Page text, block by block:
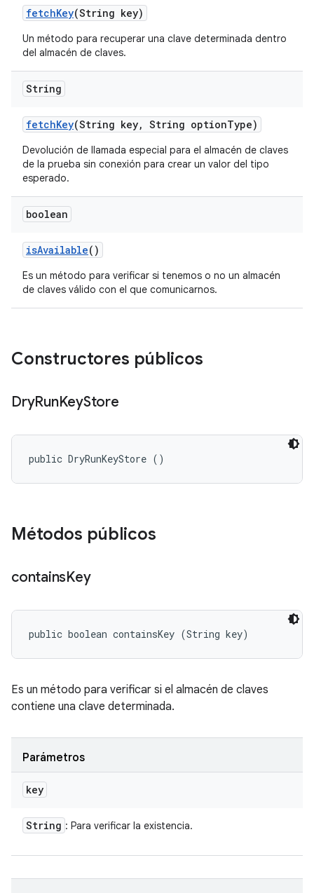
fetchKey(String key)
Un método para recuperar una clave determinada dentro
del almacén de claves.
String
fetchKey(String key, String optionType)
Devolución de llamada especial para el almacén de claves
de la prueba sin conexión para crear un valor del tipo
esperado.
boolean
isAvailable()
Es un método para verificar si tenemos o no un almacén
de claves válido con el que comunicarnos.
Constructores públicos
DryRunKeyStore
public DryRunKeyStore ()
Métodos públicos
containsKey
public boolean containsKey (String key)
Es un método para verificar si el almacén de claves
contiene una clave determinada.
Parámetros
key
String : Para verificar la existencia.